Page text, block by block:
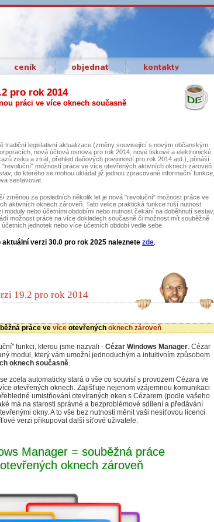
pro rok 2014
práci ve více oknech současně
tradiční legislativní aktualizace (změny související s novým občanským
nová účtová osnova pro rok 2014, nové tiskové a elektronické
zisku a ztrát, přehled daňových povinností pro rok 2014 atd.), přináší
možností práce ve více otevřených aktivních oknech zároveň
do kterého se mohou ukládat již jednou zpracované informační funkce,
sestavovat.
změnou za posledních několik let je nová "revoluční" možnost práce ve
aktivních oknech zároveň. Tato velice praktická funkce ruší nutnost
moduly nebo účetními obdobími nebo nutnost čekání na doběhnutí sestav,
možnost práce na více dokladech současně či možnost mít souběžně
jednotek nebo více účetních období vedle sebe.
aktuální verzi 30.0 pro rok 2025 naleznete zde.
19.2 pro rok 2014
práce ve více otevřených oknech zároveň
funkci, kterou jsme nazvali - Cézar Windows Manager. Cézar
modul, který vám umožní jednoduchým a intuitivním způsobem
oknech současně.
zcela automaticky stará o vše co souvisí s provozem Cézara ve
otevřených oknech. Zajišťuje nejenom vzájemnou komunikaci
umistňování otevíraných oken s Cézarem (podle vašeho
má na starosti správné a bezproblémové sdílení a předávání
okny. A to vše bez nutnosti měnit vaši nesíťovou licenci
verzi přikupovat další síťové uživatele.
Manager = souběžná práce
oknech zároveň